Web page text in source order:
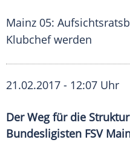
Mainz 05:
Klubchef werden
21.02.2017 - 12:07 Uhr
Der Weg für die
Bundesligisten FSV